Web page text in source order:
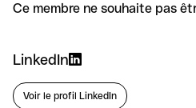
Ce membre ne souhaite pas
LinkedIn
Voir le profil LinkedIn